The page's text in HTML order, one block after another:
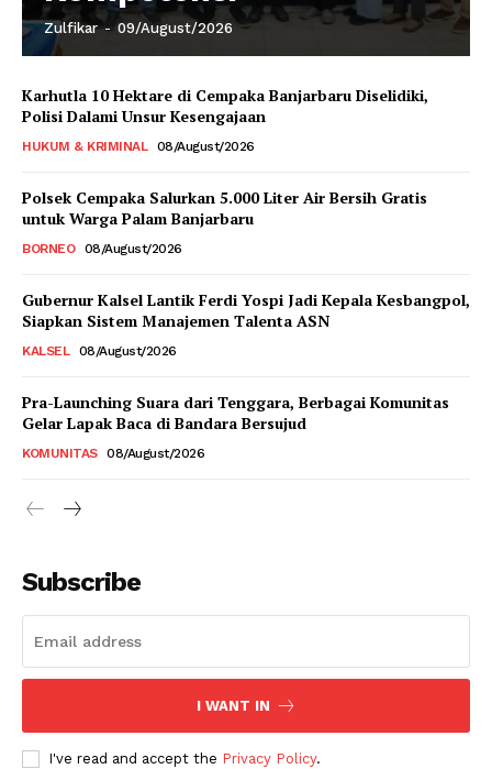
Zulfikar - 09/August/2026
Karhutla 10 Hektare di Cempaka Banjarbaru Diselidiki,
Polisi Dalami Unsur Kesengajaan
HUKUM & KRIMINAL 08/August/2026
Polsek Cempaka Salurkan 5.000 Liter Air Bersih Gratis
untuk Warga Palam Banjarbaru
BORNEO 08/August/2026
Gubernur Kalsel Lantik Ferdi Yospi Jadi Kepala Kesbangpol,
Siapkan Sistem Manajemen Talenta ASN
KALSEL 08/August/2026
Pra-Launching Suara dari Tenggara, Berbagai Komunitas
Gelar Lapak Baca di Bandara Bersujud
KOMUNITAS 08/August/2026
Subscribe
I WANT IN
I've read and accept the Privacy Policy.